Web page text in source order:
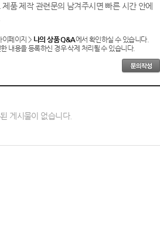
품 제작 관련문의 남겨주시면 빠른 시간 안에
이페이지 > 나의 상품 Q&A에서 확인하실 수 있습니다.
내용을 등록하신 경우 삭제 처리될 수 있습니다.
게시물이 없습니다.